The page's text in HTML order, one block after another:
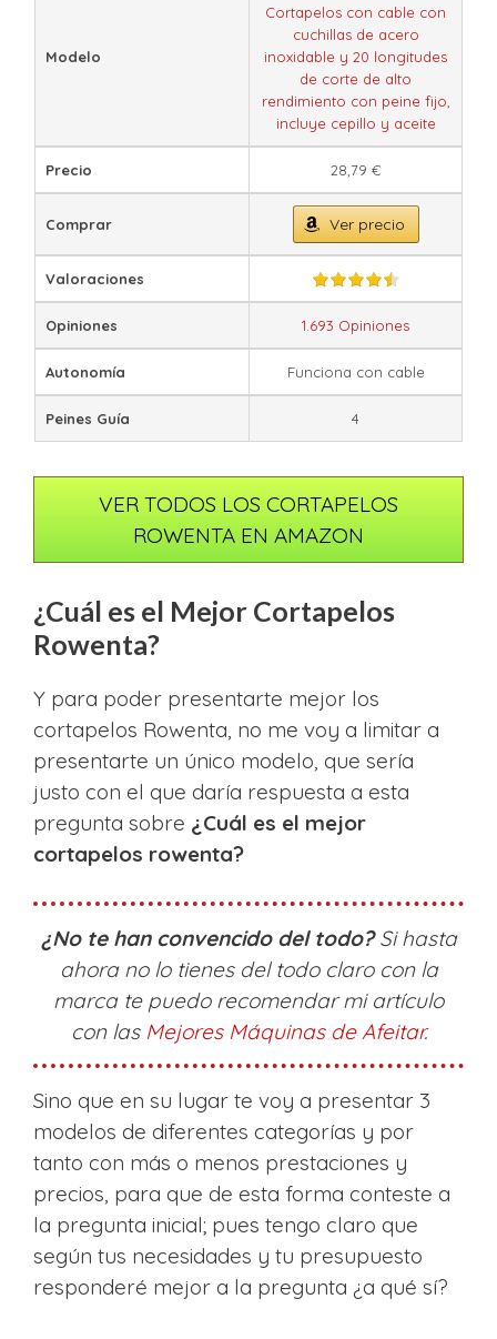
Modelo
Cortapelos con cable con
cuchillas de acero
inoxidable y 20 longitudes
de corte de alto
rendimiento con peine fijo,
incluye cepillo y aceite
Precio 28,79 €
Comprar Ver precio
Valoraciones
Opiniones 1.693 Opiniones
Autonomía Funciona con cable
Peines Guía 4
VER TODOS LOS CORTAPELOS
ROWENTA EN AMAZON
¿Cuál es el Mejor Cortapelos
Rowenta?
Y para poder presentarte mejor los
cortapelos Rowenta, no me voy a limitar a
presentarte un único modelo, que sería
justo con el que daría respuesta a esta
pregunta sobre ¿Cuál es el mejor
cortapelos rowenta?
¿No te han convencido del todo?Si hasta
ahora no lo tienes del todo claro con la
marca te puedo recomendar mi artículo
con las Mejores Máquinas de Afeitar.
Sino que en su lugar te voy a presentar 3
modelos de diferentes categorías y por
tanto con más o menos prestaciones y
precios, para que de esta forma conteste a
la pregunta inicial; pues tengo claro que
según tus necesidades y tu presupuesto
responderé mejor a la pregunta ¿a qué sí?